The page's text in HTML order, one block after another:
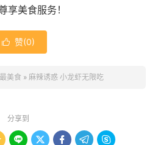
享美食服务！
 赞(0)
最美食 » 麻辣诱惑 小龙虾无限吃
分享到
    